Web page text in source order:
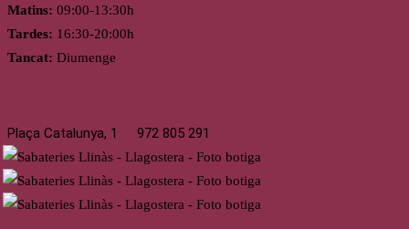
Matins: 09:00-13:30h
Tardes: 16:30-20:00h
Tancat: Diumenge
Plaça Catalunya, 1 972 805 291